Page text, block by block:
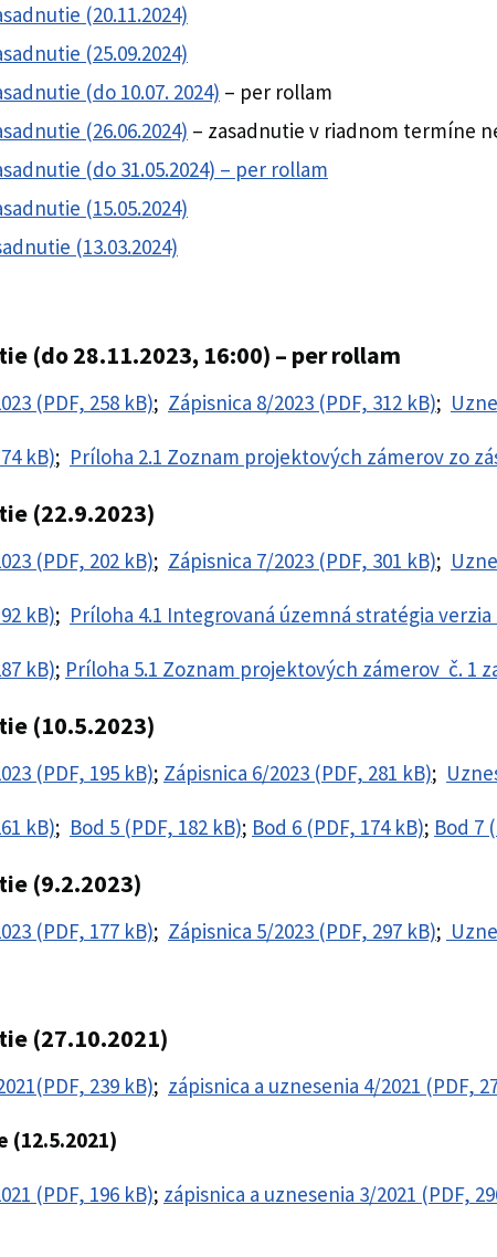
(20.11.2024)
(25.09.2024)
(do 10.07. 2024) – per rollam
(26.06.2024) – zasadnutie v riadnom termíne
(do 31.05.2024) – per rollam
(15.05.2024)
(13.03.2024)
(do 28.11.2023, 16:00) – per rollam
(PDF, 258 kB); Zápisnica 8/2023 (PDF, 312 kB);
kB); Príloha 2.1 Zoznam projektových zámerov zo
(22.9.2023)
(PDF, 202 kB); Zápisnica 7/2023 (PDF, 301 kB);
kB); Príloha 4.1 Integrovaná územná stratégia verzia
kB); Príloha 5.1 Zoznam projektových zámerov č. 1
(10.5.2023)
(PDF, 195 kB); Zápisnica 6/2023 (PDF, 281 kB);
kB); Bod 5 (PDF, 182 kB); Bod 6 (PDF, 174 kB); Bod 7
(9.2.2023)
(PDF, 177 kB); Zápisnica 5/2023 (PDF, 297 kB);
(27.10.2021)
239 kB); zápisnica a uznesenia 4/2021 (PDF,
(12.5.2021)
(PDF, 196 kB); zápisnica a uznesenia 3/2021 (PDF,